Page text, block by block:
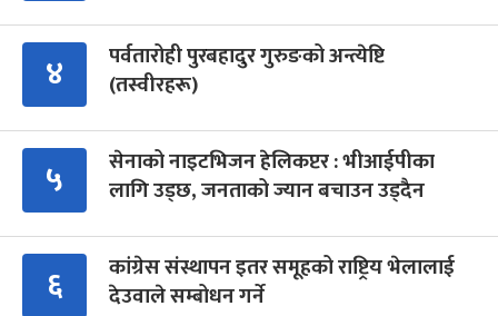
४
पर्वतारोही पुरबहादुर गुरुङको अन्त्येष्टि
(तस्वीरहरू)
५
सेनाको नाइटभिजन हेलिकप्टर : भीआईपीका
लागि उड्छ, जनताको ज्यान बचाउन उड्दैन
६
कांग्रेस संस्थापन इतर समूहको राष्ट्रिय भेलालाई
देउवाले सम्बोधन गर्ने